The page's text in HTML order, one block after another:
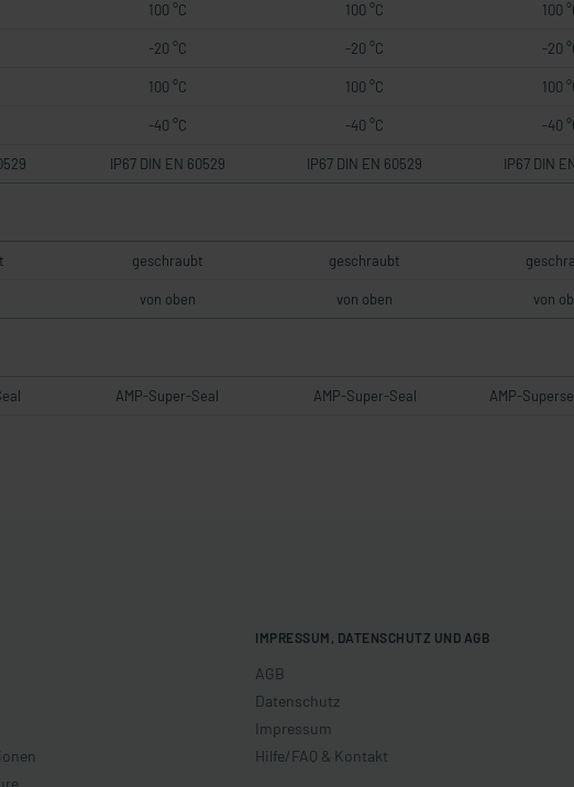
100 °C 100 °C 100
-20 °C -20 °C -20
100 °C 100 °C 100
-40 °C -40 °C -40
IP67 DIN EN 60529 IP67 DIN EN 60529 IP67 DIN
geschraubt geschraubt
von oben von oben von
AMP-Super-Seal AMP-Super-Seal AMP-
IMPRESSUM, DATENSCHUTZ UND AGB
AGB
Datenschutz
Impressum
Hilfe/FAQ & Kontakt